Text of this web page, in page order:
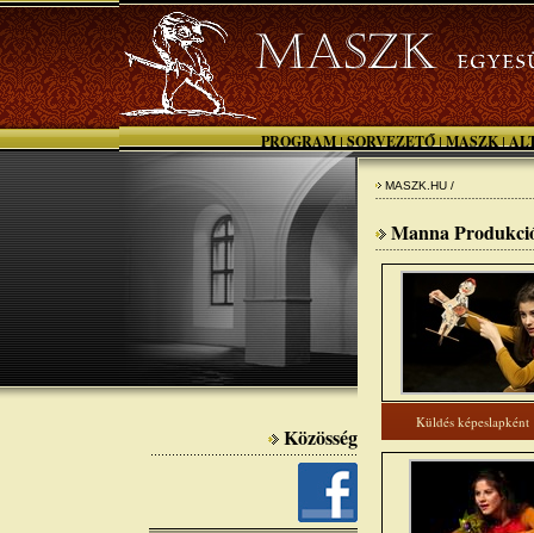
PROGRAM | SORVEZETŐ | MASZK |
Közösség
MASZK.HU /
Manna
Küldés képeslapként